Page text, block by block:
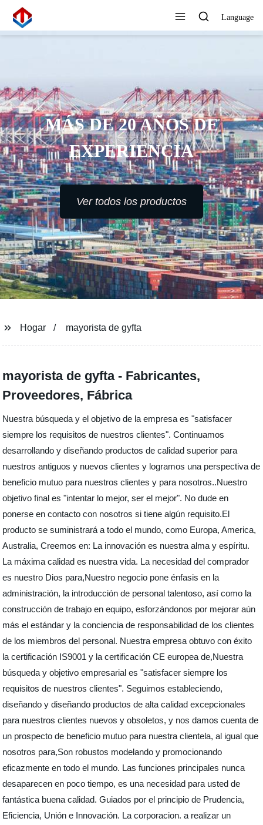
Language
MÁS DE 20 AÑOS DE
EXPERIENCIA
Ver todos los productos
Hogar mayorista de gyfta
mayorista de gyfta - Fabricantes,
Proveedores, Fábrica
Nuestra búsqueda y el objetivo de la empresa es "satisfacer
siempre los requisitos de nuestros clientes". Continuamos
desarrollando y diseñando productos de calidad superior para
nuestros antiguos y nuevos clientes y logramos una perspectiva de
beneficio mutuo para nuestros clientes y para nosotros..Nuestro
objetivo final es "intentar lo mejor, ser el mejor". No dude en
ponerse en contacto con nosotros si tiene algún requisito.El
producto se suministrará a todo el mundo, como Europa, America,
Australia, Creemos en: La innovación es nuestra alma y espíritu.
La máxima calidad es nuestra vida. La necesidad del comprador
es nuestro Dios para,Nuestro negocio pone énfasis en la
administración, la introducción de personal talentoso, así como la
construcción de trabajo en equipo, esforzándonos por mejorar aún
más el estándar y la conciencia de responsabilidad de los clientes
de los miembros del personal. Nuestra empresa obtuvo con éxito
la certificación IS9001 y la certificación CE europea de,Nuestra
búsqueda y objetivo empresarial es "satisfacer siempre los
requisitos de nuestros clientes". Seguimos estableciendo,
diseñando y diseñando productos de alta calidad excepcionales
para nuestros clientes nuevos y obsoletos, y nos damos cuenta de
un prospecto de beneficio mutuo para nuestra clientela, al igual que
nosotros para,Son robustos modelando y promocionando
eficazmente en todo el mundo. Las funciones principales nunca
desaparecen en poco tiempo, es una necesidad para usted de
fantástica buena calidad. Guiados por el principio de Prudencia,
Eficiencia, Unión e Innovación. La corporacion. a realizar un